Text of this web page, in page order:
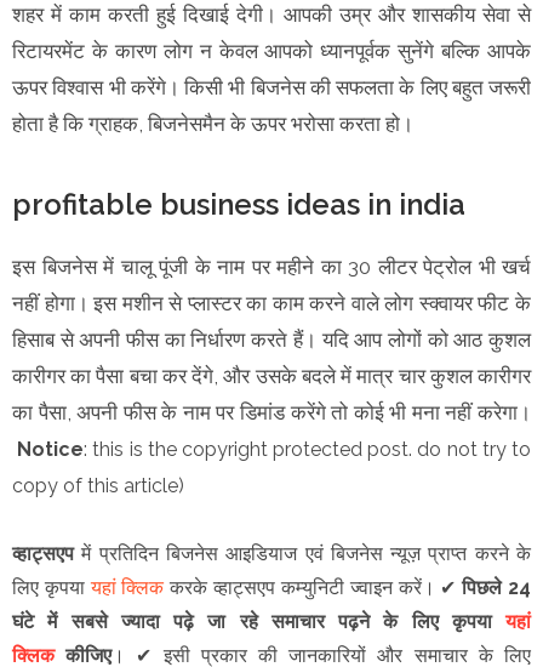
शहर में काम करती हुई दिखाई देगी। आपकी उम्र और शासकीय सेवा से
रिटायरमेंट के कारण लोग न केवल आपको ध्यानपूर्वक सुनेंगे बल्कि आपके
ऊपर विश्वास भी करेंगे। किसी भी बिजनेस की सफलता के लिए बहुत जरूरी
होता है कि ग्राहक, बिजनेसमैन के ऊपर भरोसा करता हो।
profitable business ideas in india
इस बिजनेस में चालू पूंजी के नाम पर महीने का 30 लीटर पेट्रोल भी खर्च
नहीं होगा। इस मशीन से प्लास्टर का काम करने वाले लोग स्क्वायर फीट के
हिसाब से अपनी फीस का निर्धारण करते हैं। यदि आप लोगों को आठ कुशल
कारीगर का पैसा बचा कर देंगे, और उसके बदले में मात्र चार कुशल कारीगर
का पैसा, अपनी फीस के नाम पर डिमांड करेंगे तो कोई भी मना नहीं करेगा।
Notice: this is the copyright protected post. do not try to
copy of this article)
व्हाट्सएपमें प्रतिदिन बिजनेस आइडियाज एवं बिजनेस न्यूज़ प्राप्त करने के
लिए कृपयायहां क्लिककरके व्हाट्सएप कम्युनिटी ज्वाइन करें। ✔पिछले 24
घंटे में सबसे ज्यादा पढ़े जा रहे समाचार पढ़ने के लिए कृपयायहां
क्लिककीजिए। ✔ इसी प्रकार की जानकारियों और समाचार के लिए